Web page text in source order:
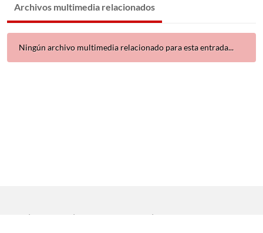
Archivos multimedia relacionados
Ningún archivo multimedia relacionado para esta entrada...
| | |